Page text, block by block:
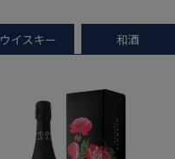
ウイスキー 和酒